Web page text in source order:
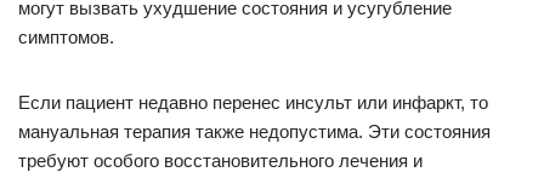
могут вызвать ухудшение состояния и усугубление
симптомов.
Если пациент недавно перенес инсульт или инфаркт, то
мануальная терапия также недопустима. Эти состояния
требуют особого восстановительного лечения и